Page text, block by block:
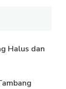
Halus dan